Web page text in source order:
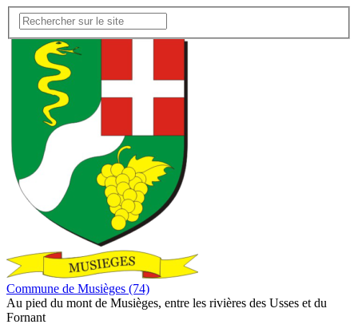
Commune de Musièges (74)
Au pied du mont de Musièges, entre les rivières des Usses et du
Fornant